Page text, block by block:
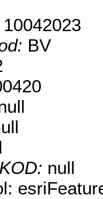
10042023
BV
null